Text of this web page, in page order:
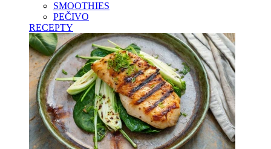
SMOOTHIES
PEČIVO
RECEPTY